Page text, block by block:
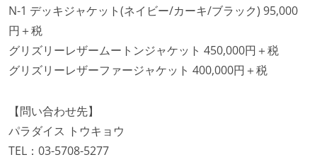
N-1 デッキジャケット(ネイビー/カーキ/ブラック) 95,000
円＋税
グリズリーレザームートンジャケット 450,000円＋税
グリズリーレザーファージャケット 400,000円＋税
【問い合わせ先】
パラダイス トウキョウ
TEL：03-5708-5277